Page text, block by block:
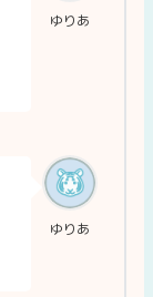
ゆりあ
ゆりあ